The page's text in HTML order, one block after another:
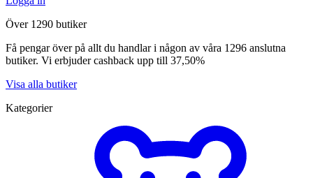
Över 1290 butiker
Få pengar över på allt du handlar i någon av våra 1296 anslutna
butiker. Vi erbjuder cashback upp till 37,50%
Visa alla butiker
Kategorier